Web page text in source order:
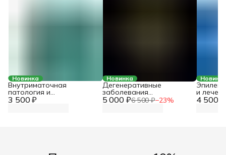
Новинка
3 500 ₽
Внутриматочная
патология и
хирургическое лечение
Новинка
5 000 ₽6 500 ₽−23%
Дегенеративные
заболевания
позвоночника: 4 500 ₽
и